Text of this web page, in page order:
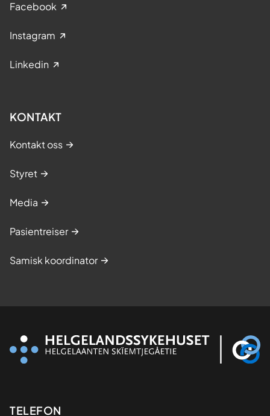
Facebook
Instagram
Linkedin
KONTAKT
Kontakt oss
Styret
Media
Pasientreiser
Samisk koordinator
TELEFON